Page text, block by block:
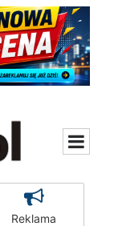
Reklama